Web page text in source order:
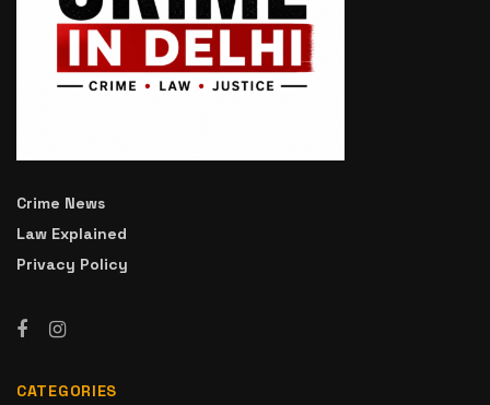
Crime News
Law Explained
Privacy Policy
CATEGORIES